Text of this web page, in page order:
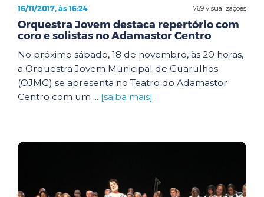
769 visualizações
16/11/2017, às 16:24
Orquestra Jovem destaca repertório com
coro e solistas no Adamastor Centro
No próximo sábado, 18 de novembro, às 20 horas,
a Orquestra Jovem Municipal de Guarulhos
(OJMG) se apresenta no Teatro do Adamastor
Centro com um ... [saiba mais]